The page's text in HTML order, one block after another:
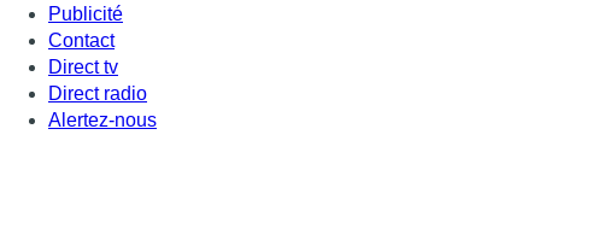
Publicité
Contact
Direct tv
Direct radio
Alertez-nous